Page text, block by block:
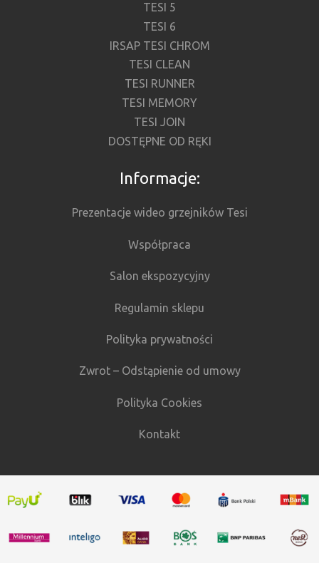
TESI 5
TESI 6
IRSAP TESI CHROM
TESI CLEAN
TESI RUNNER
TESI MEMORY
TESI JOIN
DOSTĘPNE OD RĘKI
Informacje:
Prezentacje wideo grzejników Tesi
Współpraca
Salon ekspozycyjny
Regulamin sklepu
Polityka prywatności
Zwrot – Odstąpienie od umowy
Polityka Cookies
Kontakt